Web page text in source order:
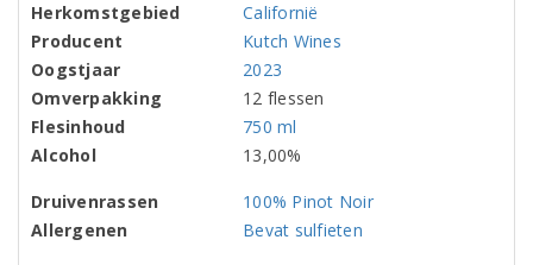
Herkomstgebied
Californië
Producent
Kutch Wines
Oogstjaar
2023
Omverpakking
12 flessen
Flesinhoud
750 ml
Alcohol
13,00%
Druivenrassen
100% Pinot Noir
Allergenen
Bevat sulfieten